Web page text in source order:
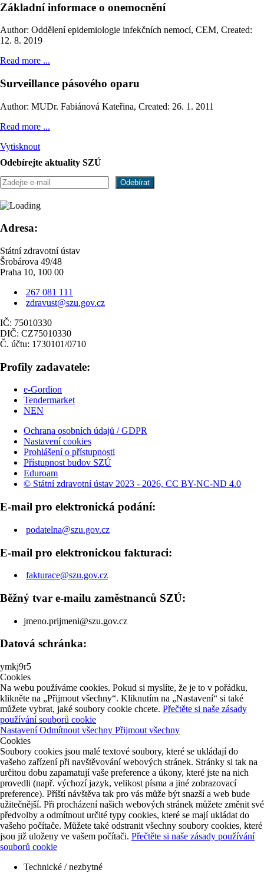
Základní informace o onemocnění
Author: Oddělení epidemiologie infekčních nemocí, CEM, Created:
12. 8. 2019
Read more ...
Surveillance pásového oparu
Author: MUDr. Fabiánová Kateřina, Created: 26. 1. 2011
Read more ...
Vytisknout
Odebírejte aktuality SZÚ
Adresa:
Státní zdravotní ústav
Šrobárova 49/48
Praha 10, 100 00
267 081 111
zdravust@szu.gov.cz
IČ: 75010330
DIČ: CZ75010330
Č. účtu: 1730101/0710
Profily zadavatele:
e-Gordion
Tendermarket
NEN
Ochrana osobních údajů / GDPR
Nastavení cookies
Prohlášení o přístupnosti
Přístupnost budov SZÚ
Eduroam
© Státní zdravotní ústav 2023 - 2026, CC BY-NC-ND 4.0
E-mail pro elektronická podání:
podatelna@szu.gov.cz
E-mail pro elektronickou fakturaci:
fakturace@szu.gov.cz
Běžný tvar e-mailu zaměstnanců SZÚ:
jmeno.prijmeni@szu.gov.cz
Datová schránka:
ymkj9r5
Cookies
Na webu používáme cookies. Pokud si myslíte, že je to v pořádku,
klikněte na „Přijmout všechny“. Kliknutím na „Nastavení“ si také
můžete vybrat, jaké soubory cookie chcete. Přečtěte si naše zásady
používání souborů cookie
NastaveníOdmítnout všechny Přijmout všechny
Cookies
Soubory cookies jsou malé textové soubory, které se ukládají do
vašeho zařízení při navštěvování webových stránek. Stránky si tak na
určitou dobu zapamatují vaše preference a úkony, které jste na nich
provedli (např. výchozí jazyk, velikost písma a jiné zobrazovací
preference). Příští návštěva tak pro vás může být snazší a web bude
užitečnější. Při procházení našich webových stránek můžete změnit své
předvolby a odmítnout určité typy cookies, které se mají ukládat do
vašeho počítače. Můžete také odstranit všechny soubory cookies, které
jsou již uloženy ve vašem počítači. Přečtěte si naše zásady používání
souborů cookie
Technické / nezbytné